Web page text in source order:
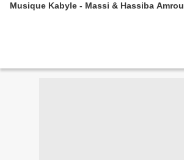
Musique Kabyle - Massi & Hassiba